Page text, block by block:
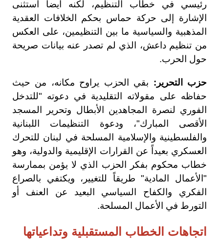
رئيسي في خطاب التنظيم، لكنه أيضاً استثنى
الإشارة إلى حركة حماس بحكم الخلافات العقدية
المذهبية والسياسية ما بين التنظيمين، على العكس
من تنظيم داعش، الذي لم تصدر عنه بيانات صريحة
حول الحرب.
حزب التحرير: بقي الحزب يراوح مكانه، من حيث
حفاظه على مقولاته التقليدية في دعوته "للتدخل
الفوري لنصرة المجاهدين الأبطال وتحرير المسجد
الأقصى المبارك"، ودعوة التنظيمات اللبنانية
والفلسطينية والإسلامية المسلحة في لبنان للتحرك
العسكري بعيداً عن القرارات الإقليمية والدولية، وهو
خطاب محكوم بفكر الحزب الذي لا يؤمن بممارسة
"الأعمال المادية" طريقاً للتغيير، ويكتفي بالصراع
الفكري والكفاح السياسي البعيد عن العنف أو
التورط في الأعمال المسلحة.
اتجاهات الخطاب المستقبلية وتداعياتها